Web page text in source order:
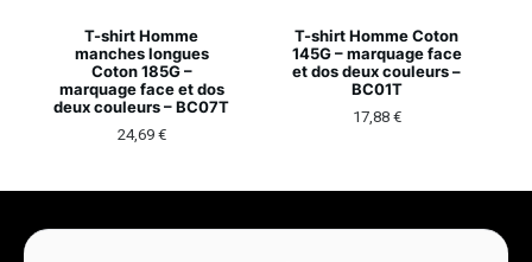
T-shirt Homme
manches longues
Coton 185G –
marquage face et dos
deux couleurs – BC07T
24,69 €
T-shirt Homme Coton
145G – marquage face
et dos deux couleurs –
BC01T
17,88 €